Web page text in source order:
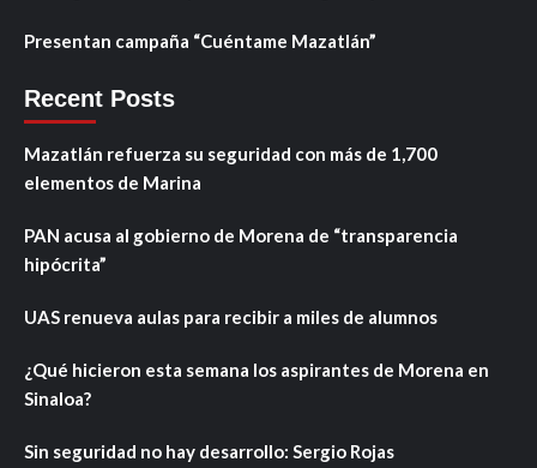
Presentan campaña “Cuéntame Mazatlán”
Recent Posts
Mazatlán refuerza su seguridad con más de 1,700
elementos de Marina
PAN acusa al gobierno de Morena de “transparencia
hipócrita”
UAS renueva aulas para recibir a miles de alumnos
¿Qué hicieron esta semana los aspirantes de Morena en
Sinaloa?
Sin seguridad no hay desarrollo: Sergio Rojas